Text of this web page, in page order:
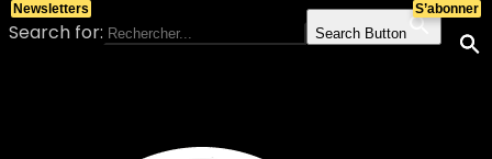
Search for: Search Button
S’abonner
Newsletters